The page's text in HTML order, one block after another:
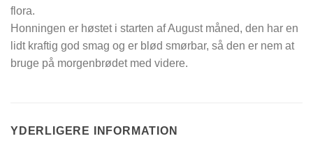
flora.
Honningen er høstet i starten af August måned, den har en
lidt kraftig god smag og er blød smørbar, så den er nem at
bruge på morgenbrødet med videre.
YDERLIGERE INFORMATION